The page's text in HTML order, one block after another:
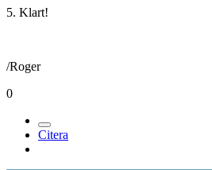
5. Klart!
/Roger
0
Citera